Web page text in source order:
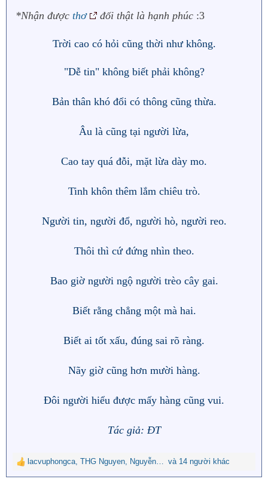
:*Nhận được thơ đối thật là hạnh phúc :3
Trời cao có hỏi cũng thời như không.
"Dễ tin" không biết phải không?
Bản thân khó đổi có thông cũng thừa.
Âu là cũng tại người lừa,
Cao tay quá đỗi, mặt lừa dày mo.
Tinh khôn thêm lắm chiêu trò.
Người tin, người đổ, người hò, người reo.
Thôi thì cứ đứng nhìn theo.
Bao giờ người ngộ người trèo cây gai.
Biết rằng chẳng một mà hai.
Biết ai tốt xấu, đúng sai rõ ràng.
Nãy giờ cũng hơn mười hàng.
Đôi người hiểu được mấy hàng cũng vui.​
Tác giả: ĐT
R
e
lacvuphongca, THG Nguyen, Nguyễn Ngọc Nguyên và 14 người khác